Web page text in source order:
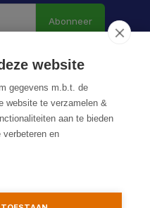
Abonneer
website
gegevens m.b.t. de
website te verzamelen &
aan te bieden
en
aanbieding
€5 korting!